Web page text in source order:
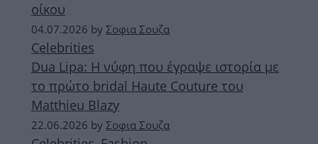
οίκου
04.07.2026 by Σοφια Σουζα
Celebrities
Dua Lipa: Η νύφη που έγραψε ιστορία με
το πρώτο bridal Haute Couture του
Matthieu Blazy
22.06.2026 by Σοφια Σουζα